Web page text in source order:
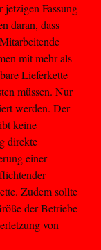
Fassung
daran, dass
mit mehr als
Lieferkette
müssen. Nur
werden. Der
keine
direkte
einer
Zudem sollte
der Betriebe
von